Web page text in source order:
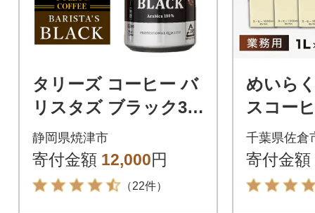
タリーズ コーヒー バ
リスタズ ブラック39
0ml(a11-035)
静岡県焼津市
寄付金額 12,000円
（22件）
めいら
スコー
6本
千葉県佐倉
寄付金額